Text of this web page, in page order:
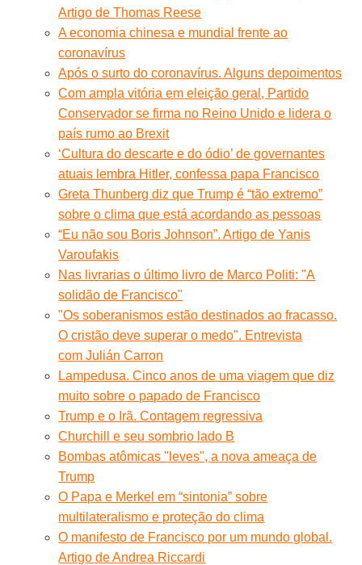
Artigo de Thomas Reese
A economia chinesa e mundial frente ao
coronavírus
Após o surto do coronavírus. Alguns depoimentos
Com ampla vitória em eleição geral, Partido
Conservador se firma no Reino Unido e lidera o
país rumo ao Brexit
‘Cultura do descarte e do ódio’ de governantes
atuais lembra Hitler, confessa papa Francisco
Greta Thunberg diz que Trump é “tão extremo”
sobre o clima que está acordando as pessoas
“Eu não sou Boris Johnson”. Artigo de Yanis
Varoufakis
Nas livrarias o último livro de Marco Politi: "A
solidão de Francisco"
"Os soberanismos estão destinados ao fracasso.
O cristão deve superar o medo". Entrevista
com Julián Carron
Lampedusa. Cinco anos de uma viagem que diz
muito sobre o papado de Francisco
Trump e o Irã. Contagem regressiva
Churchill e seu sombrio lado B
Bombas atômicas ''leves'', a nova ameaça de
Trump
O Papa e Merkel em “sintonia” sobre
multilateralismo e proteção do clima
O manifesto de Francisco por um mundo global.
Artigo de Andrea Riccardi